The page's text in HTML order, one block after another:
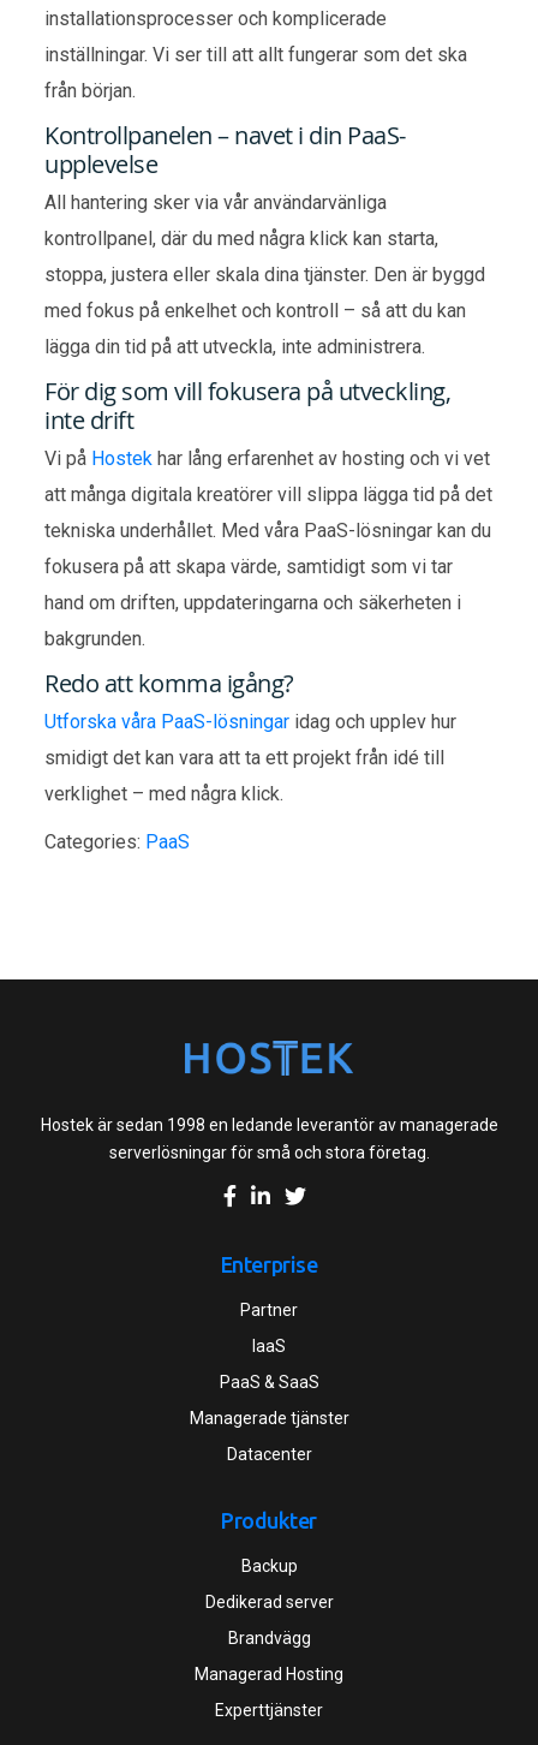
installationsprocesser och komplicerade
inställningar. Vi ser till att allt fungerar som det ska
från början.
Kontrollpanelen – navet i din PaaS-
upplevelse
All hantering sker via vår användarvänliga
kontrollpanel, där du med några klick kan starta,
stoppa, justera eller skala dina tjänster. Den är byggd
med fokus på enkelhet och kontroll – så att du kan
lägga din tid på att utveckla, inte administrera.
För dig som vill fokusera på utveckling,
inte drift
Vi på Hostek har lång erfarenhet av hosting och vi vet
att många digitala kreatörer vill slippa lägga tid på det
tekniska underhållet. Med våra PaaS-lösningar kan du
fokusera på att skapa värde, samtidigt som vi tar
hand om driften, uppdateringarna och säkerheten i
bakgrunden.
Redo att komma igång?
Utforska våra PaaS-lösningar idag och upplev hur
smidigt det kan vara att ta ett projekt från idé till
verklighet – med några klick.
Categories: PaaS
Hostek är sedan 1998 en ledande leverantör av managerade
serverlösningar för små och stora företag.
Enterprise
Partner
IaaS
PaaS & SaaS
Managerade tjänster
Datacenter
Produkter
Backup
Dedikerad server
Brandvägg
Managerad Hosting
Experttjänster